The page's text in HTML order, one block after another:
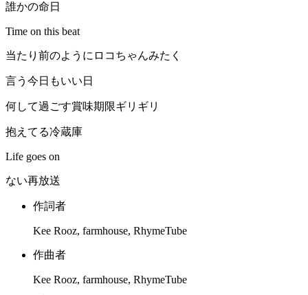
誰かの命日
Time on this beat
当たり前のようにロコちゃんみたく
言う今日もいい日
何して過ごす賞味期限ギリギリ
抱えてる冷蔵庫
Life goes on
ない再放送
作詞者
Kee Rooz, farmhouse, RhymeTube
作曲者
Kee Rooz, farmhouse, RhymeTube